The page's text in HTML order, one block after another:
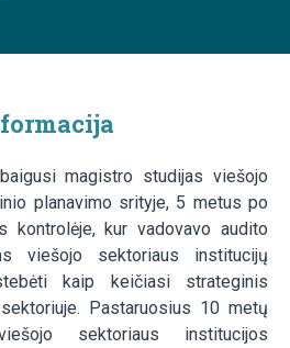
magistro studijas viešojo
planavimo srityje, 5 metus po
kontrolėje, kur vadovavo audito
viešojo sektoriaus institucijų
kaip keičiasi strateginis
Pastaruosius 10 metų
sektoriaus institucijos